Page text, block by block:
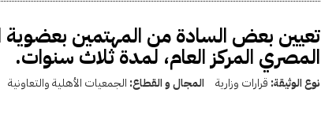
تعيين بعض السادة من المهتمين بعضوية
المصري المركز العام، لمدة ثلاث سنوات.
نوع الوثيقة: قرارات وزارية المجال و القطاع: الجمعيات الأهلية والتعاونية